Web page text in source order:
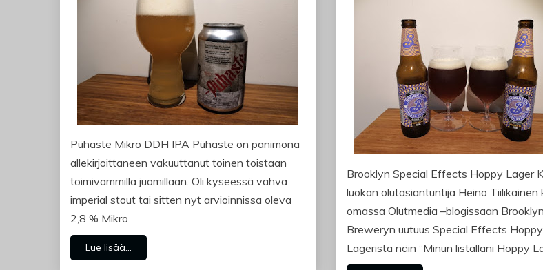
Pühaste Mikro DDH IPA Pühaste on panimona
allekirjoittaneen vakuuttanut toinen toistaan
toimivammilla juomillaan. Oli kyseessä vahva
imperial stout tai sitten nyt arvioinnissa oleva
2,8 % Mikro
Lue lisää...
Brooklyn Special Effects Hoppy Lager
luokan olutasiantuntija Heino Tiilikainen
omassa Olutmedia –blogissaan Brooklyn
Breweryn uutuus Special Effects Hoppy
Lagerista näin ”Minun listallani Hoppy